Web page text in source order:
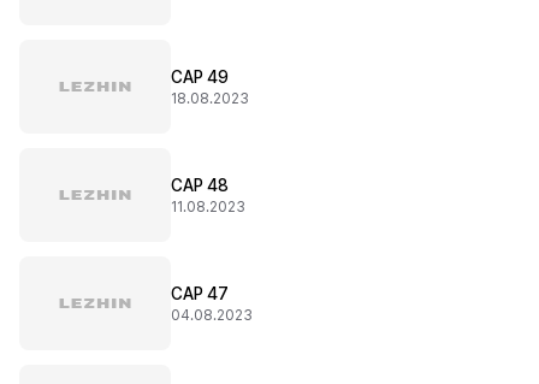
CAP 49
18.08.2023
CAP 48
11.08.2023
CAP 47
04.08.2023